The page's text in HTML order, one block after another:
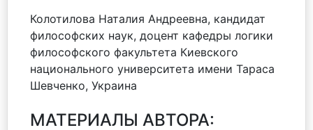
Колотилова Наталия Андреевна, кандидат
философских наук, доцент кафедры логики
философского факультета Киевского
национального университета имени Тараса
Шевченко, Украина
МАТЕРИАЛЫ АВТОРА: